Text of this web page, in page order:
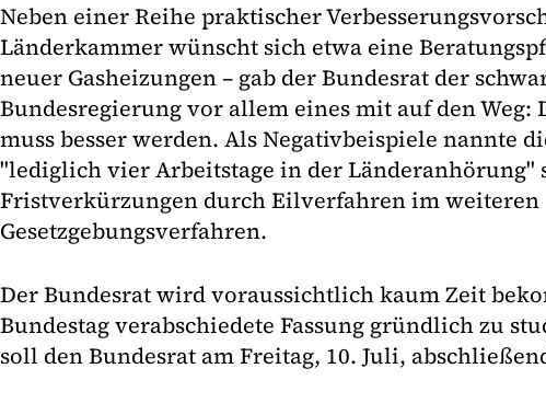
Neben einer Reihe praktischer
Länderkammer wünscht sich etwa eine
neuer Gasheizungen – gab der Bundesrat der
Bundesregierung vor allem eines mit auf den Weg:
muss besser werden. Als Negativbeispiele nannte
"lediglich vier Arbeitstage in der Länderanhörung"
Fristverkürzungen durch Eilverfahren im weiteren
Gesetzgebungsverfahren.
Der Bundesrat wird voraussichtlich kaum Zeit
Bundestag verabschiedete Fassung gründlich zu
soll den Bundesrat am Freitag, 10. Juli,